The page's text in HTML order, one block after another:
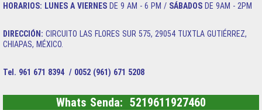
HORARIOS: LUNES A VIERNES DE 9 AM - 6 PM / SÁBADOS DE 9AM - 2PM
DIRECCIÓN: CIRCUITO LAS FLORES SUR 575, 29054 TUXTLA GUTIÉRREZ,
CHIAPAS, MÉXICO.
Tel. 961 671 8394 / 0052 (961) 671 5208
Whats Senda: 5219611927460